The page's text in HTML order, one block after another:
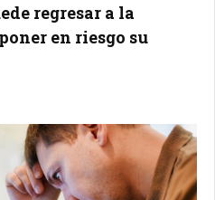
regresar a la
en riesgo su